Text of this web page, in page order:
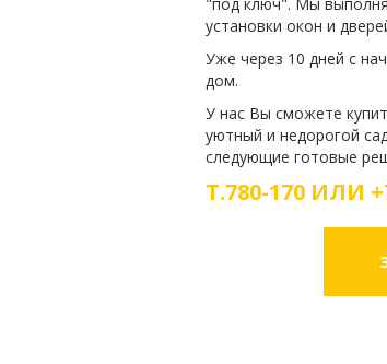
установки окон и
Уже через 10 дней с
дом.
У нас Вы сможете
уютный и недорогой
следующие готовые
Т.780-170 ИЛИ